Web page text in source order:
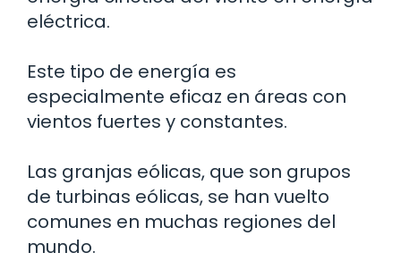
eléctrica.
Este tipo de energía es
especialmente eficaz en áreas con
vientos fuertes y constantes.
Las granjas eólicas, que son grupos
de turbinas eólicas, se han vuelto
comunes en muchas regiones del
mundo.